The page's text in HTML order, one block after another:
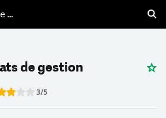
Sage 50
de gestion
this item:
3/5